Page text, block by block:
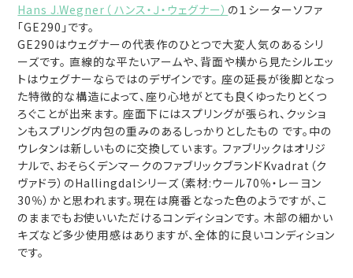
Hans J.Wegner（ ハンス・Ｊ・ウェグナー） の１シーターソファ
「GE290」です。
GE290はウェグナーの代表作のひとつで大変人気のあるシリ
ーズです。 直線的な平たいアームや、背面や横から見たシルエッ
トはウェグナーならではのデザインです。 座の延長が後脚となっ
た特徴的な構造によって、座り心地がとても良くゆったりとくつ
ろぐことが出来ます。 座面下にはスプリングが張られ、クッショ
ンもスプリング内包の重みのあるしっかりとしたもの です。中の
ウレタンは新しいものに交換しています。 ファブリックはオリジ
ナルで、おそらくデンマークのファブリックブランドKvadrat（ク
ヴァドラ）のHallingdalシリーズ（素材:ウール70％・レーヨン
30％）かと思われます。現在は廃番となった色のようですが、こ
のままでもお使いいただけるコンディションです。 木部の細かい
キズなど多少使用感はありますが、全体的に良いコンディション
です。